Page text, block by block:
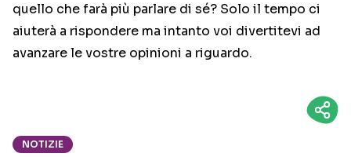
quello che farà più parlare di sé? Solo il tempo ci
aiuterà a rispondere ma intanto voi divertitevi ad
avanzare le vostre opinioni a riguardo.
NOTIZIE